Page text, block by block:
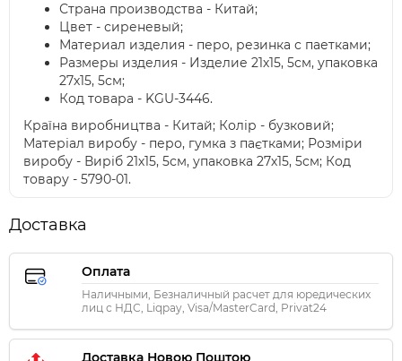
Страна производства - Китай;
Цвет - сиреневый;
Материал изделия - перо, резинка с паетками;
Размеры изделия - Изделие 21х15, 5см, упаковка
27х15, 5см;
Код товара - KGU-3446.
Країна виробництва - Китай; Колір - бузковий;
Матеріал виробу - перо, гумка з паєтками; Розміри
виробу - Виріб 21х15, 5см, упаковка 27х15, 5см; Код
товару - 5790-01.
Доставка
Оплата
Наличными, Безналичный расчет для юредических
лиц с НДС, Liqpay, Visa/MasterCard, Privat24
Доставка Новою Поштою